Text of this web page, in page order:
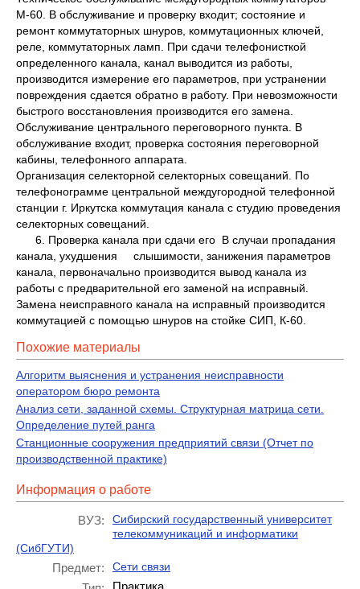
М-60. В обслуживание и проверку входит; состояние и
ремонт коммутаторных шнуров, коммутационных ключей,
реле, коммутаторных ламп. При сдачи телефонисткой
определенного канала, канал выводится из работы,
производится измерение его параметров, при устранении
повреждения сдается обратно в работу. При невозможности
быстрого восстановления производится его замена.
Обслуживание центрального переговорного пункта. В
обслуживание входит, проверка состояния переговорной
кабины, телефонного аппарата.
Организация селекторной селекторных совещаний. По
телефонограмме центральной междугородной телефонной
станции г. Иркутска коммутация канала с студию проведения
селекторных совещаний.
6. Проверка канала при сдачи его В случаи пропадания
канала, ухудшения слышимости, занижения параметров
канала, первоначально производится вывод канала из
работы с предварительной его заменой на исправный.
Замена неисправного канала на исправный производится
коммутацией с помощью шнуров на стойке СИП, К-60.
Похожие материалы
Алгоритм выяснения и устранения неисправности
оператором бюро ремонта
Анализ сети, заданной схемы. Структурная матрица сети.
Определение путей ранга
Станционные сооружения предприятий связи (Отчет по
производственной практике)
Информация о работе
ВУЗ:
Сибирский государственный университет
телекоммуникаций и информатики
(СибГУТИ)
Предмет: Сети связи
Практика